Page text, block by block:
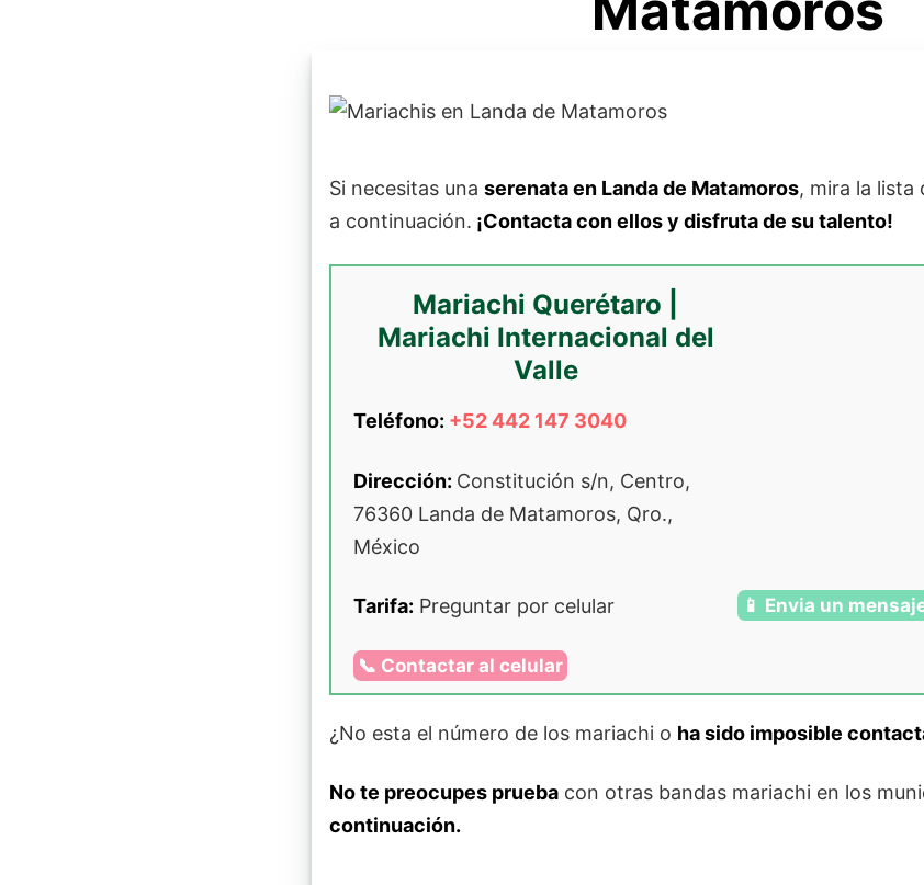
Si necesitas una serenata en Landa de Matamoros, mira la lista
a continuación. ¡Contacta con ellos y disfruta de su talento!
Mariachi Querétaro |
Mariachi Internacional del
Valle
Teléfono: +52 442 147 3040
Dirección: Constitución s/n, Centro,
76360 Landa de Matamoros, Qro.,
México
Tarifa: Preguntar por celular
📞 Contactar al celular
📱 Envia un
¿No esta el número de los mariachi o ha sido imposible
No te preocupes prueba con otras bandas mariachi en los
continuación.